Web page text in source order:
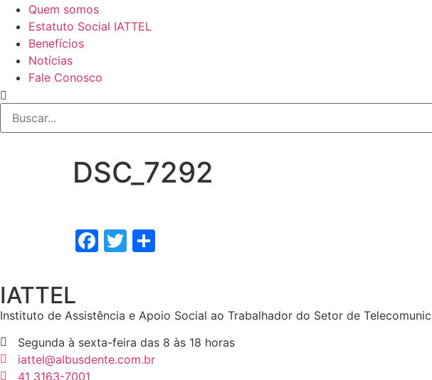
Quem somos
Estatuto Social IATTEL
Benefícios
Notícias
Fale Conosco
DSC_7292
Facebook
Twitter
IATTEL
Instituto de Assistência e Apoio Social ao Trabalhador do Setor de
Segunda à sexta-feira das 8 às 18 horas
iattel@albusdente.com.br
41 3163-7001